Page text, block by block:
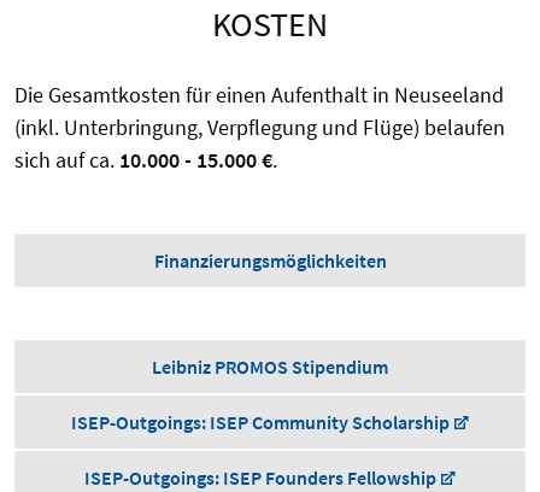
KOSTEN
Die Gesamtkosten für einen Aufenthalt in Neuseeland
(inkl. Unterbringung, Verpflegung und Flüge) belaufen
sich auf ca. 10.000 - 15.000 €.
Finanzierungsmöglichkeiten
Leibniz PROMOS Stipendium
ISEP-Outgoings: ISEP Community Scholarship
ISEP-Outgoings: ISEP Founders Fellowship